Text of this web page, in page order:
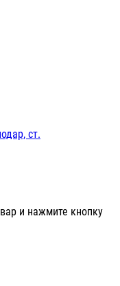
ст.
и нажмите кнопку